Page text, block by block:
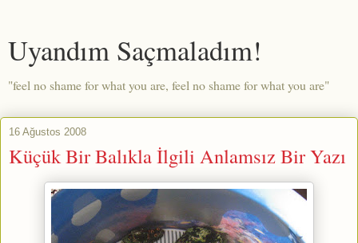
Uyandım Saçmaladım!
"feel no shame for what you are, feel no shame for what you are"
16 Ağustos 2008
Küçük Bir Balıkla İlgili Anlamsız Bir Yazı